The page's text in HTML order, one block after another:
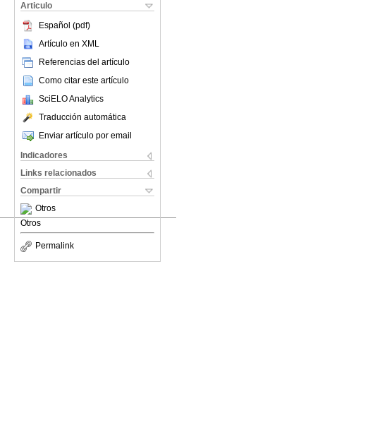
Articulo
Español (pdf)
Artículo en XML
Referencias del artículo
Como citar este artículo
SciELO Analytics
Traducción automática
Enviar artículo por email
Indicadores
Links relacionados
Compartir
Otros
Otros
Permalink